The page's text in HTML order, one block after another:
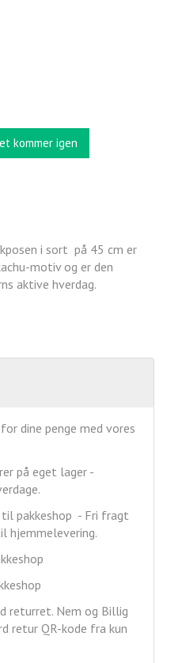
kommer igen
i sort på 45 cm er
motiv og er den
aktive hverdag.
dine penge med vores
på eget lager -
til pakkeshop - Fri fragt
hjemmelevering.
returret. Nem og Billig
retur QR-kode fra kun